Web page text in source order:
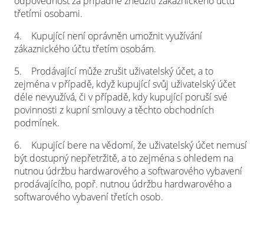
třetími osobami.
4. Kupující není oprávněn umožnit využívání
zákaznického účtu třetím osobám.
5. Prodávající může zrušit uživatelský účet, a to
zejména v případě, když kupující svůj uživatelský účet
déle nevyužívá, či v případě, kdy kupující poruší své
povinnosti z kupní smlouvy a těchto obchodních
podmínek.
6. Kupující bere na vědomí, že uživatelský účet nemusí
být dostupný nepřetržitě, a to zejména s ohledem na
nutnou údržbu hardwarového a softwarového vybavení
prodávajícího, popř. nutnou údržbu hardwarového a
softwarového vybavení třetích osob.